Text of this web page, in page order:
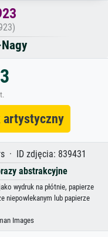
· ID zdjęcia: 839431
abstrakcyjne
wydruk na płótnie, papierze
niepowlekanym lub papierze
Images